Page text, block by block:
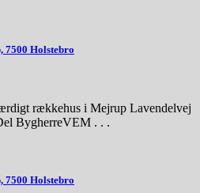
7500 Holstebro
rækkehus i Mejrup Lavendelvej
BygherreVEM . . .
7500 Holstebro